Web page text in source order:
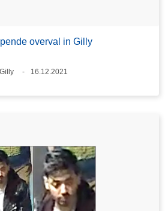
overval in Gilly
Plaats
Gilly
16.12.2021